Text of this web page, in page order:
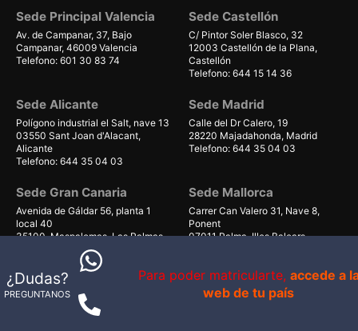
¿Dudas?
PREGUNTANOS
Para poder matricularte, accede a
web de tu país
Sede Principal Valencia
Av. de Campanar, 37, Bajo
Campanar, 46009 Valencia
Telefono: 601 30 83 74
Sede Castellón
C/ Pintor Soler Blasco, 32
12003 Castellón de la Plana,
Castellón
Telefono: 644 15 14 36
Sede Alicante
Polígono industrial el Salt, nave 13
03550 Sant Joan d'Alacant,
Alicante
Telefono: 644 35 04 03
Sede Madrid
Calle del Dr Calero, 19
28220 Majadahonda, Madrid
Telefono: 644 35 04 03
Sede Gran Canaria
Avenida de Gáldar 56, planta 1
local 40
35100, Maspalomas, Las Palmas
Telefono: 679 55 59 06
Sede Mallorca
Carrer Can Valero 31, Nave 8,
Ponent
07011 Palma, Illes Balears
© 1998-2026 - IS VITAL BRAND S.L.U. - B98802879